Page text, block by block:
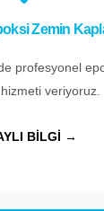
Zemin
profesyonel
veriyoruz.
BİLGİ →